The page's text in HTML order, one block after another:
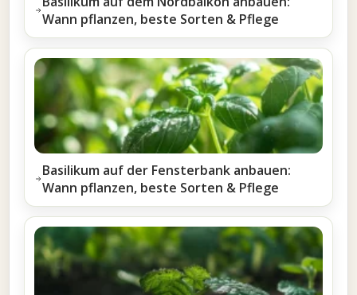
Wann pflanzen, beste Sorten & Pflege
Basilikum auf der Fensterbank anbauen:
Wann pflanzen, beste Sorten & Pflege